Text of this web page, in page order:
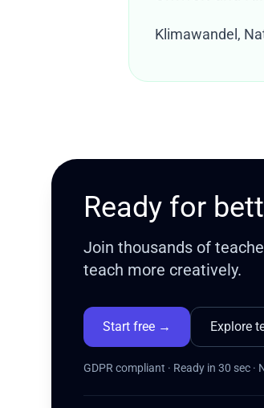
Klimawandel,
Ready for
Join thousands of
teach more creatively.
Start free → Explore
GDPR compliant · Ready in 30 sec ·